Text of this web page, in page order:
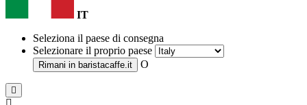
IT
Seleziona il paese di consegna
Selezionare il proprio paese
Rimani in baristacaffe.it O